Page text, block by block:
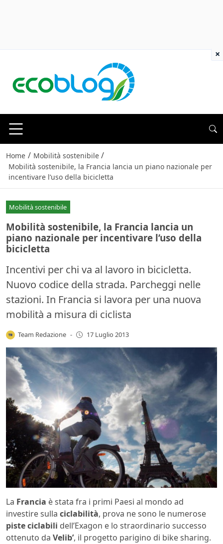
Home / Mobilità sostenibile /
Mobilità sostenibile, la Francia lancia un piano nazionale per
incentivare l’uso della bicicletta
Mobilità sostenibile
Mobilità sostenibile, la Francia lancia un
piano nazionale per incentivare l’uso della
bicicletta
Incentivi per chi va al lavoro in bicicletta.
Nuovo codice della strada. Parcheggi nelle
stazioni. In Francia si lavora per una nuova
mobilità a misura di ciclista
Team Redazione - 17 Luglio 2013
La Francia è stata fra i primi Paesi al mondo ad
investire sulla ciclabilità, prova ne sono le numerose
piste ciclabili dell’Exagon e lo straordinario successo
ottenuto da Velib’, il progetto parigino di bike sharing.
×